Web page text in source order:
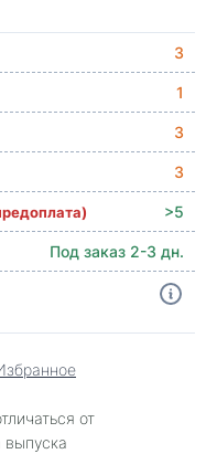
3
1
3
3
>5
Под заказ 2-3 дн.
от
выпуска